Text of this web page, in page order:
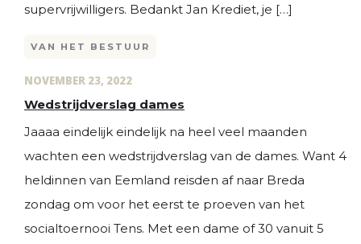
supervrijwilligers. Bedankt Jan Krediet, je […]
VAN HET BESTUUR
NOVEMBER 23, 2022
Wedstrijdverslag dames
Jaaaa eindelijk eindelijk na heel veel maanden
wachten een wedstrijdverslag van de dames. Want 4
heldinnen van Eemland reisden af naar Breda
zondag om voor het eerst te proeven van het
socialtoernooi Tens. Met een dame of 30 vanuit 5